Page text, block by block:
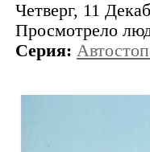
Четверг, 11
Просмотрело
Серия: